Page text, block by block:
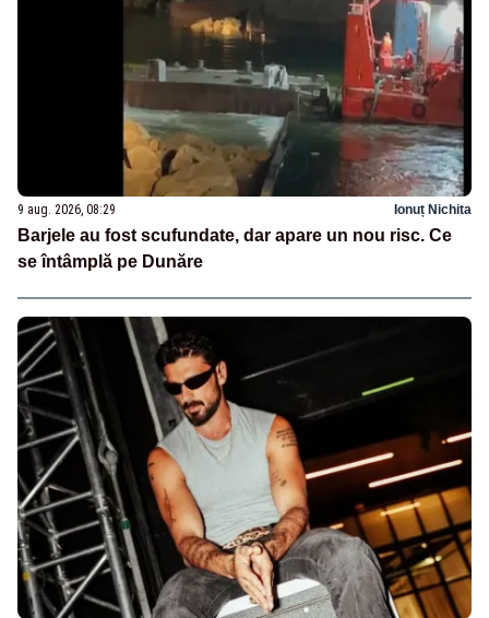
9 aug. 2026, 08:29 Ionuț Nichita
Barjele au fost scufundate, dar apare un nou risc. Ce
se întâmplă pe Dunăre